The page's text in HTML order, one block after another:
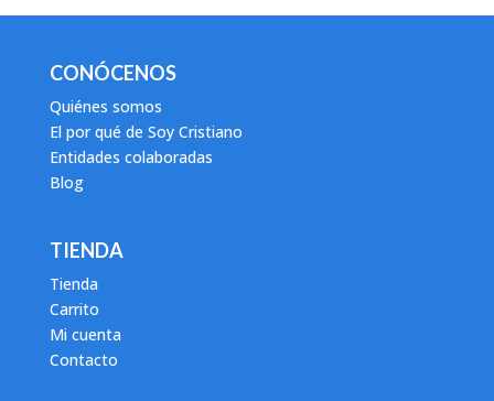
CONÓCENOS
Quiénes somos
El por qué de Soy Cristiano
Entidades colaboradas
Blog
TIENDA
Tienda
Carrito
Mi cuenta
Contacto